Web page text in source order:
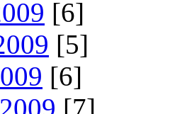
[6]
[5]
[6]
[7]